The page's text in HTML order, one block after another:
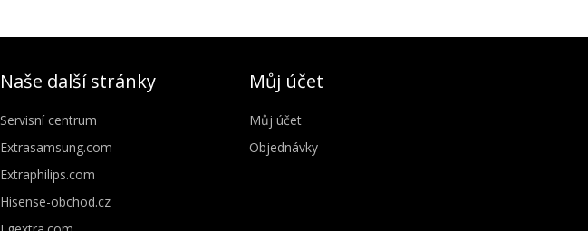
Naše další stránky
Servisní centrum
Extrasamsung.com
Extraphilips.com
Hisense-obchod.cz
Můj účet
Můj účet
Objednávky